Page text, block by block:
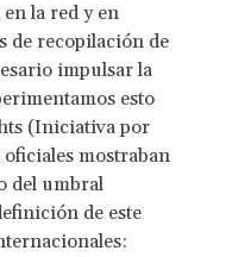
la red y en
de recopilación de
impulsar la
esto
(Iniciativa por
oficiales mostraban
del umbral
de este